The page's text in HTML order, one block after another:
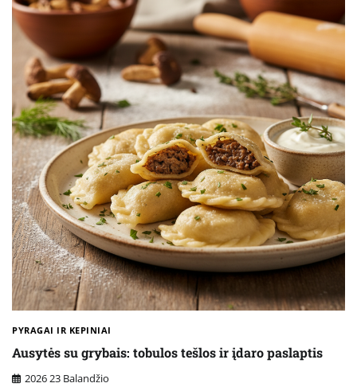
PYRAGAI IR KEPINIAI
Ausytės su grybais: tobulos tešlos ir įdaro paslaptis
2026 23 Balandžio